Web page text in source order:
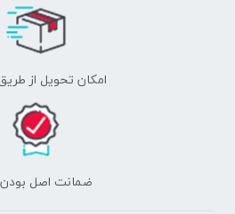
اﻣﮑﺎن ﺗﺤﻮﯾﻞ از
ﺿﻤﺎﻧﺖ اﺻﻞ ﺑﻮدن